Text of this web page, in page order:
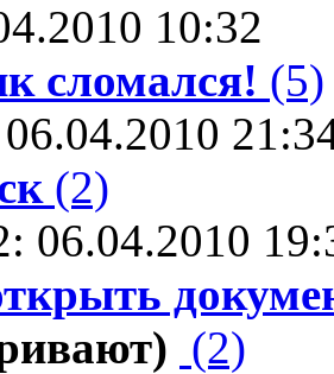
10:32
сломался! (5)
(2)
06.04.2010
(2)